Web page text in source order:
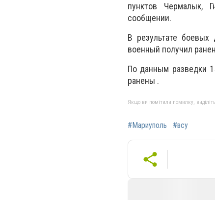
пунктов Чермалык,
сообщении.
В результате
военный получил
По данным разведки
ранены .
Якщо ви помітили помилку,
#Мариуполь #всу